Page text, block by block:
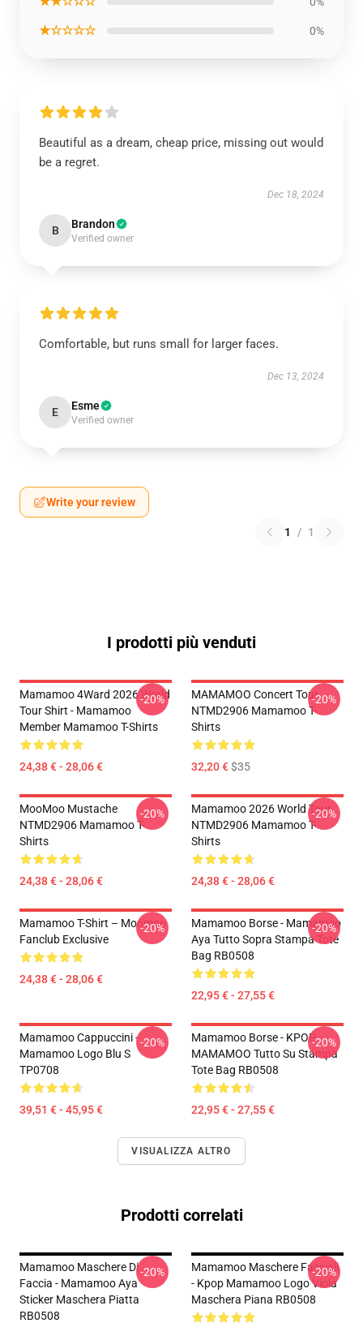
★☆☆☆☆ 0%
Beautiful as a dream, cheap price, missing out would
be a regret.
Dec 18, 2024
B Brandon
Verified owner
Comfortable, but runs small for larger faces.
Dec 13, 2024
E Esme
Verified owner
Write your review
1 / 1
I prodotti più venduti
Mamamoo 4Ward 2026 World
Tour Shirt - Mamamoo
Member Mamamoo T-Shirts
24,38 € - 28,06 €
-20%
MAMAMOO Concert Tour
NTMD2906 Mamamoo T-
Shirts
32,20 €$35
-20%
MooMoo Mustache
NTMD2906 Mamamoo T-
Shirts
24,38 € - 28,06 €
-20%
Mamamoo 2026 World Tour
NTMD2906 Mamamoo T-
Shirts
24,38 € - 28,06 €
-20%
Mamamoo T-Shirt – Moomoo
Fanclub Exclusive
24,38 € - 28,06 €
-20%
Mamamoo Borse - Mamamoo
Aya Tutto Sopra Stampa Tote
Bag RB0508
22,95 € - 27,55 €
-20%
Mamamoo Cappuccini -
Mamamoo Logo Blu S
TP0708
39,51 € - 45,95 €
-20%
Mamamoo Borse - KPOP
MAMAMOO Tutto Su Stampa
Tote Bag RB0508
22,95 € - 27,55 €
-20%
VISUALIZZA ALTRO
Prodotti correlati
Mamamoo Maschere Di
Faccia - Mamamoo Aya
Sticker Maschera Piatta
RB0508
-20%
Mamamoo Maschere Facciali
- Kpop Mamamoo Logo Viola
Maschera Piana RB0508
-20%